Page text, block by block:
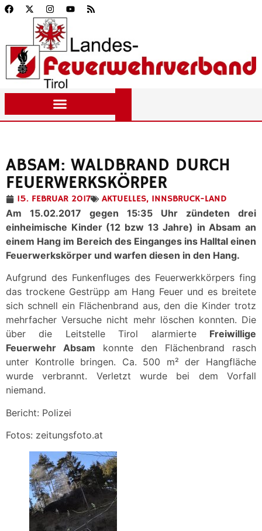
ABSAM: WALDBRAND DURCH
FEUERWERKSKÖRPER
15. FEBRUAR 2017 AKTUELLES, INNSBRUCK-LAND
Am 15.02.2017 gegen 15:35 Uhr zündeten drei
einheimische Kinder (12 bzw 13 Jahre) in Absam an
einem Hang im Bereich des Einganges ins Halltal einen
Feuerwerkskörper und warfen diesen in den Hang.
Aufgrund des Funkenfluges des Feuerwerkkörpers fing
das trockene Gestrüpp am Hang Feuer und es breitete
sich schnell ein Flächenbrand aus, den die Kinder trotz
mehrfacher Versuche nicht mehr löschen konnten. Die
über die Leitstelle Tirol alarmierte Freiwillige
Feuerwehr Absam konnte den Flächenbrand rasch
unter Kontrolle bringen. Ca. 500 m² der Hangfläche
wurde verbrannt. Verletzt wurde bei dem Vorfall
niemand.
Bericht: Polizei
Fotos: zeitungsfoto.at